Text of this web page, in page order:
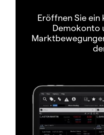
Eröffnen Sie ein
Demokonto